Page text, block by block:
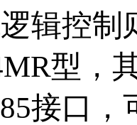
辑控制
型，
接口